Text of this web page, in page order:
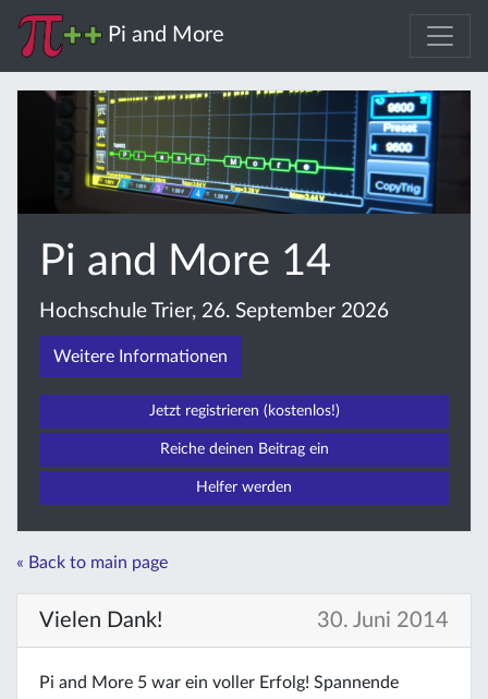
Pi and More
Pi and More 14
Hochschule Trier, 26. September 2026
Weitere Informationen
Jetzt registrieren (kostenlos!)
Reiche deinen Beitrag ein
Helfer werden
« Back to main page
Vielen Dank! 30. Juni 2014
Pi and More 5 war ein voller Erfolg! Spannende